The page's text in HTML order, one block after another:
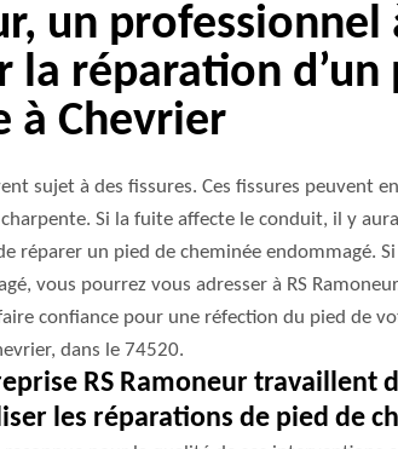
un professionnel
la réparation d’un
à Chevrier
sujet à des fissures. Ces fissures peuvent
Si la fuite affecte le conduit, il y
réparer un pied de cheminée endommagé.
vous pourrez vous adresser à RS
confiance pour une réfection du pied de
dans le 74520.
RS Ramoneur travaillent
les réparations de pied de